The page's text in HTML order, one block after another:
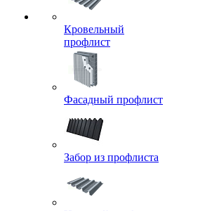
Кровельный
профлист
Фасадный профлист
Забор из профлиста